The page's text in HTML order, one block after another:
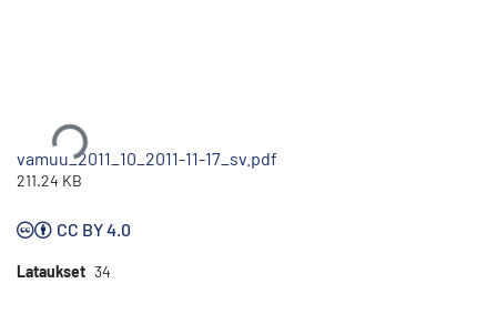
vamuu_2011_10_2011-11-17_sv.pdf
211.24 KB
CC BY 4.0
Lataukset 34